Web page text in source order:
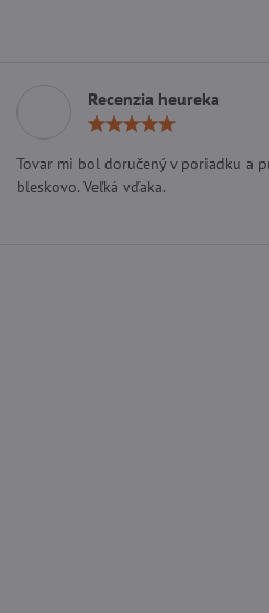
Recenzia heureka
/
5
Tovar mi bol doručený v poriadku a
bleskovo. Veľká vďaka.